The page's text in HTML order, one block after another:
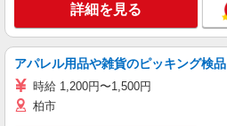
詳細を見る
アパレル用品や雑貨のピッキング検品
時給 1,200円〜1,500円
柏市